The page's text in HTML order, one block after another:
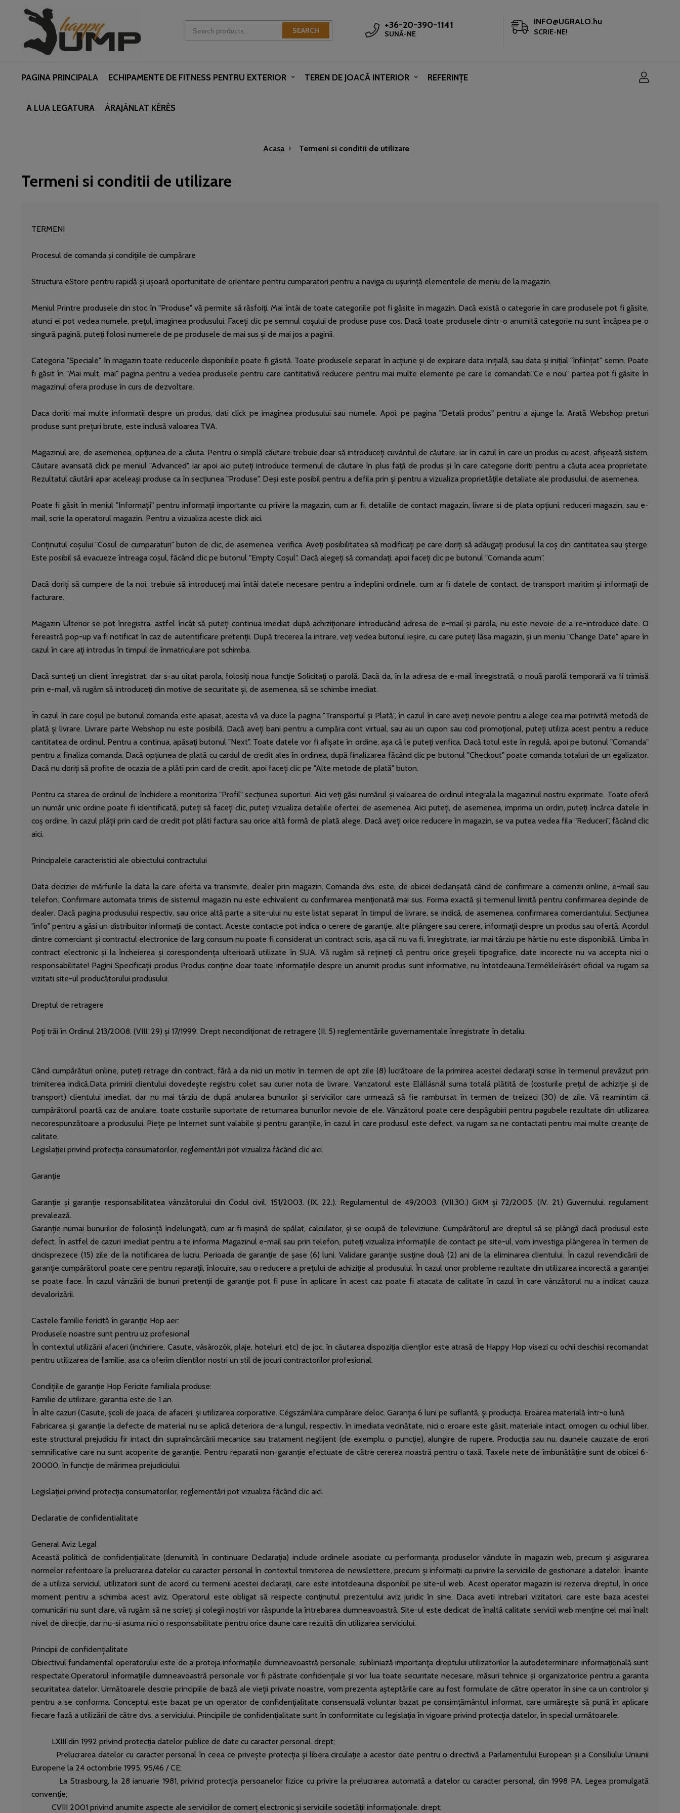
SEARCH +36-20-390-1141
SUNĂ-NE
INFO@UGRALO.hu
SCRIE-NE!
PAGINA PRINCIPALA ECHIPAMENTE DE FITNESS PENTRU EXTERIOR TEREN DE JOACĂ INTERIOR REFERINȚE
A LUA LEGATURA ÁRAJÁNLAT KÉRÉS
Acasa Termeni si conditii de utilizare
Termeni si conditii de utilizare
TERMENI
Procesul de comanda și condițiile de cumpărare
Structura eStore pentru rapidă și ușoară oportunitate de orientare pentru cumparatori pentru a naviga cu ușurință elementele de meniu de la magazin.
Meniul Printre produsele din stoc în "Produse" vă permite să răsfoiți. Mai întâi de toate categoriile pot fi găsite în magazin. Dacă există o categorie în care produsele pot fi găsite,
atunci ei pot vedea numele, prețul, imaginea produsului. Faceți clic pe semnul coșului de produse puse cos. Dacă toate produsele dintr-o anumită categorie nu sunt încăpea pe o
singură pagină, puteți folosi numerele de pe produsele de mai sus și de mai jos a paginii.
Categoria "Speciale" în magazin toate reducerile disponibile poate fi găsită. Toate produsele separat în acțiune și de expirare data inițială, sau data și inițial "înființat" semn. Poate
fi găsit în "Mai mult, mai" pagina pentru a vedea produsele pentru care cantitativă reducere pentru mai multe elemente pe care le comandati."Ce e nou" partea pot fi găsite în
magazinul ofera produse în curs de dezvoltare.
Daca doriti mai multe informatii despre un produs, dati click pe imaginea produsului sau numele. Apoi, pe pagina "Detalii produs" pentru a ajunge la. Arată Webshop preturi
produse sunt prețuri brute, este inclusă valoarea TVA.
Magazinul are, de asemenea, opțiunea de a căuta. Pentru o simplă căutare trebuie doar să introduceți cuvântul de căutare, iar în cazul în care un produs cu acest, afișează sistem.
Căutare avansată click pe meniul "Advanced", iar apoi aici puteți introduce termenul de căutare în plus față de produs și în care categorie doriti pentru a căuta acea proprietate.
Rezultatul căutării apar aceleași produse ca în secțiunea "Produse". Deși este posibil pentru a defila prin și pentru a vizualiza proprietățile detaliate ale produsului, de asemenea.
Poate fi găsit în meniul "Informații" pentru informații importante cu privire la magazin, cum ar fi. detaliile de contact magazin, livrare si de plata opțiuni, reduceri magazin, sau e-
mail, scrie la operatorul magazin. Pentru a vizualiza aceste click aici.
Conținutul coșului "Cosul de cumparaturi" buton de clic, de asemenea, verifica. Aveți posibilitatea să modificați pe care doriți să adăugați produsul la coș din cantitatea sau șterge.
Este posibil să evacueze întreaga coșul, făcând clic pe butonul "Empty Coșul". Dacă alegeți să comandați, apoi faceți clic pe butonul "Comanda acum".
Dacă doriți să cumpere de la noi, trebuie să introduceți mai întâi datele necesare pentru a îndeplini ordinele, cum ar fi datele de contact, de transport maritim și informații de
facturare.
Magazin Ulterior se pot înregistra, astfel încât să puteți continua imediat după achiziționare introducând adresa de e-mail și parola, nu este nevoie de a re-introduce date. O
fereastră pop-up va fi notificat în caz de autentificare pretenții. După trecerea la intrare, veți vedea butonul ieșire, cu care puteți lăsa magazin, și un meniu "Change Date" apare în
cazul în care ați introdus în timpul de înmatriculare pot schimba.
Dacă sunteți un client înregistrat, dar s-au uitat parola, folosiți noua funcție Solicitați o parolă. Dacă da, în la adresa de e-mail înregistrată, o nouă parolă temporară va fi trimisă
prin e-mail, vă rugăm să introduceți din motive de securitate și, de asemenea, să se schimbe imediat.
În cazul în care coșul pe butonul comanda este apasat, acesta vă va duce la pagina "Transportul și Plată", în cazul în care aveți nevoie pentru a alege cea mai potrivită metodă de
plată și livrare. Livrare parte Webshop nu este posibilă. Dacă aveți bani pentru a cumpăra cont virtual, sau au un cupon sau cod promoțional, puteți utiliza acest pentru a reduce
cantitatea de ordinul. Pentru a continua, apăsați butonul "Next". Toate datele vor fi afișate în ordine, așa că le puteți verifica. Dacă totul este în regulă, apoi pe butonul "Comanda"
pentru a finaliza comanda. Dacă opțiunea de plată cu cardul de credit ales în ordinea, după finalizarea făcând clic pe butonul "Checkout" poate comanda totaluri de un egalizator.
Dacă nu doriți să profite de ocazia de a plăti prin card de credit, apoi faceți clic pe "Alte metode de plată" buton.
Pentru ca starea de ordinul de închidere a monitoriza "Profil" secțiunea suporturi. Aici veți găsi numărul și valoarea de ordinul integrala la magazinul nostru exprimate. Toate oferă
un număr unic ordine poate fi identificată, puteți să faceți clic, puteți vizualiza detaliile ofertei, de asemenea. Aici puteți, de asemenea, imprima un ordin, puteți încărca datele în
coș ordine, în cazul plății prin card de credit pot plăti factura sau orice altă formă de plată alege. Dacă aveți orice reducere în magazin, se va putea vedea fila "Reduceri", făcând clic
aici.
Principalele caracteristici ale obiectului contractului
Data deciziei de mărfurile la data la care oferta va transmite, dealer prin magazin. Comanda dvs. este, de obicei declanșată când de confirmare a comenzii online, e-mail sau
telefon. Confirmare automata trimis de sistemul magazin nu este echivalent cu confirmarea menționată mai sus. Forma exactă și termenul limită pentru confirmarea depinde de
dealer. Dacă pagina produsului respectiv, sau orice altă parte a site-ului nu este listat separat în timpul de livrare, se indică, de asemenea, confirmarea comerciantului. Secțiunea
"info" pentru a găsi un distribuitor informații de contact. Aceste contacte pot indica o cerere de garanție, alte plângere sau cerere, informații despre un produs sau ofertă. Acordul
dintre comerciant și contractul electronice de larg consum nu poate fi considerat un contract scris, așa că nu va fi, înregistrate, iar mai târziu pe hârtie nu este disponibilă. Limba în
contract electronic și la încheierea și corespondența ulterioară utilizate în SUA. Vă rugăm să rețineți că pentru orice greșeli tipografice, date incorecte nu va accepta nici o
responsabilitate! Pagini Specificații produs Produs conține doar toate informațiile despre un anumit produs sunt informative, nu întotdeauna.Termékleírásért oficial va rugam sa
vizitati site-ul producătorului produsului.
Dreptul de retragere
Poți trăi în Ordinul 213/2008. (VIII. 29) și 17/1999. Drept necondiționat de retragere (II. 5) reglementările guvernamentale înregistrate în detaliu.
Când cumpărături online, puteți retrage din contract, fără a da nici un motiv în termen de opt zile (8) lucrătoare de la primirea acestei declarații scrise în termenul prevăzut prin
trimiterea indică.Data primirii clientului dovedește registru colet sau curier nota de livrare. Vanzatorul este Elállásnál suma totală plătită de (costurile prețul de achiziție și de
transport) clientului imediat, dar nu mai târziu de după anularea bunurilor și serviciilor care urmează să fie rambursat în termen de treizeci (30) de zile. Vă reamintim că
cumpărătorul poartă caz de anulare, toate costurile suportate de returnarea bunurilor nevoie de ele. Vânzătorul poate cere despăgubiri pentru pagubele rezultate din utilizarea
necorespunzătoare a produsului. Piețe pe Internet sunt valabile și pentru garanțiile, în cazul în care produsul este defect, va rugam sa ne contactati pentru mai multe creanțe de
calitate.
Legislației privind protecția consumatorilor, reglementări pot vizualiza făcând clic aici.
Garanție
Garanție și garanție responsabilitatea vânzătorului din Codul civil, 151/2003. (IX. 22.). Regulamentul de 49/2003. (VII.30.) GKM și 72/2005. (IV. 21.) Guvernului. regulament
prevalează.
Garanție numai bunurilor de folosință îndelungată, cum ar fi mașină de spălat, calculator, și se ocupă de televiziune. Cumpărătorul are dreptul să se plângă dacă produsul este
defect. În astfel de cazuri imediat pentru a te informa Magazinul e-mail sau prin telefon, puteți vizualiza informațiile de contact pe site-ul, vom investiga plângerea în termen de
cincisprezece (15) zile de la notificarea de lucru. Perioada de garanție de șase (6) luni. Validare garanție susține două (2) ani de la eliminarea clientului. În cazul revendicării de
garanție cumpărătorul poate cere pentru reparații, înlocuire, sau o reducere a prețului de achiziție al produsului. În cazul unor probleme rezultate din utilizarea incorectă a garanției
se poate face. În cazul vânzării de bunuri pretenții de garanție pot fi puse în aplicare în acest caz poate fi atacata de calitate în cazul în care vânzătorul nu a indicat cauza
devalorizării.
Castele familie fericită în garanție Hop aer:
Produsele noastre sunt pentru uz profesional
În contextul utilizării afaceri (inchiriere, Casute, vásározók, plaje, hoteluri, etc) de joc, în căutarea dispoziția clienților este atrasă de Happy Hop visezi cu ochii deschisi recomandat
pentru utilizarea de familie, asa ca oferim clientilor nostri un stil de jocuri contractorilor profesional.
Condițiile de garanție Hop Fericite familiala produse:
Familie de utilizare, garantia este de 1 an.
În alte cazuri (Casute, școli de joaca, de afaceri, și utilizarea corporative. Cégszámlára cumpărare deloc. Garanția 6 luni pe suflantă, și producția. Eroarea materială într-o lună.
Fabricarea și. garanție la defecte de material nu se aplică deteriora de-a lungul, respectiv. în imediata vecinătate, nici o eroare este găsit, materiale intact, omogen cu ochiul liber,
este structural prejudiciu fir intact din supraîncărcării mecanice sau tratament neglijent (de exemplu. o puncție), alungire de rupere. Producția sau nu. daunele cauzate de erori
semnificative care nu sunt acoperite de garanție. Pentru reparatii non-garanție efectuate de către cererea noastră pentru o taxă. Taxele nete de îmbunătățire sunt de obicei 6-
20000, în funcție de mărimea prejudiciului.
Legislației privind protecția consumatorilor, reglementări pot vizualiza făcând clic aici.
Declaratie de confidentialitate
General Aviz Legal
Această politică de confidențialitate (denumită în continuare Declarația) include ordinele asociate cu performanța produselor vândute în magazin web, precum și asigurarea
normelor referitoare la prelucrarea datelor cu caracter personal în contextul trimiterea de newslettere, precum și informații cu privire la serviciile de gestionare a datelor. Înainte
de a utiliza serviciul, utilizatorii sunt de acord cu termenii acestei declarații, care este intotdeauna disponibil pe site-ul web. Acest operator magazin isi rezerva dreptul, în orice
moment pentru a schimba acest aviz. Operatorul este obligat să respecte conținutul prezentului aviz juridic în sine. Daca aveti intrebari vizitatori, care este baza acestei
comunicări nu sunt clare, vă rugăm să ne scrieți și colegii noștri vor răspunde la întrebarea dumneavoastră. Site-ul este dedicat de înaltă calitate servicii web menține cel mai înalt
nivel de direcție, dar nu-si asuma nici o responsabilitate pentru orice daune care rezultă din utilizarea serviciului.
Principii de confidențialitate
Obiectivul fundamental operatorului este de a proteja informațiile dumneavoastră personale, subliniază importanța dreptului utilizatorilor la autodeterminare informațională sunt
respectate.Operatorul informațiile dumneavoastră personale vor fi păstrate confidențiale și vor lua toate securitate necesare, măsuri tehnice și organizatorice pentru a garanta
securitatea datelor. Următoarele descrie principiile de bază ale vieții private noastre, vom prezenta așteptările care au fost formulate de către operator în sine ca un controlor și
pentru a se conforma. Conceptul este bazat pe un operator de confidențialitate consensuală voluntar bazat pe consimțământul informat, care urmărește să pună în aplicare
fiecare fază a utilizării de către dvs. a serviciului. Principiile de confidențialitate sunt în conformitate cu legislația în vigoare privind protecția datelor, în special următoarele:
LXIII din 1992 privind protecția datelor publice de date cu caracter personal. drept;
Prelucrarea datelor cu caracter personal în ceea ce privește protecția și libera circulație a acestor date pentru o directivă a Parlamentului European și a Consiliului Uniunii
Europene la 24 octombrie 1995, 95/46 / CE;
La Strasbourg, la 28 ianuarie 1981, privind protecția persoanelor fizice cu privire la prelucrarea automată a datelor cu caracter personal, din 1998 PA. Legea promulgată
convenție;
CVIII 2001 privind anumite aspecte ale serviciilor de comerț electronic și serviciile societății informaționale. drept;